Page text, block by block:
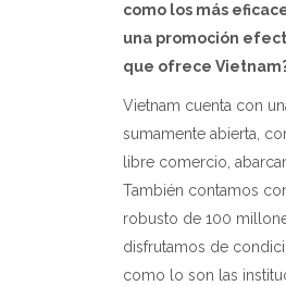
como los más
una promoción
que ofrece
Vietnam cuenta con
sumamente abierta,
libre comercio,
También contamos
robusto de 100
disfrutamos de
como lo son las